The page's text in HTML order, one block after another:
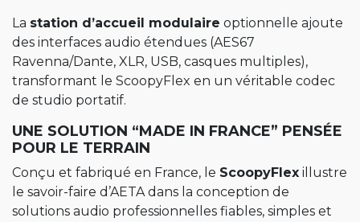
La station d’accueil modulaire optionnelle ajoute
des interfaces audio étendues (AES67
Ravenna/Dante, XLR, USB, casques multiples),
transformant le ScoopyFlex en un véritable codec
de studio portatif.
UNE SOLUTION “MADE IN FRANCE” PENSÉE
POUR LE TERRAIN
Conçu et fabriqué en France, le ScoopyFlex illustre
le savoir-faire d’AETA dans la conception de
solutions audio professionnelles fiables, simples et